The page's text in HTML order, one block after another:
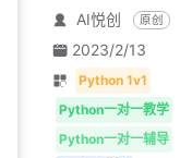
AI悦创 原创
2023/2/13
Python 1v1
Python一对一教学
Python一对一辅导